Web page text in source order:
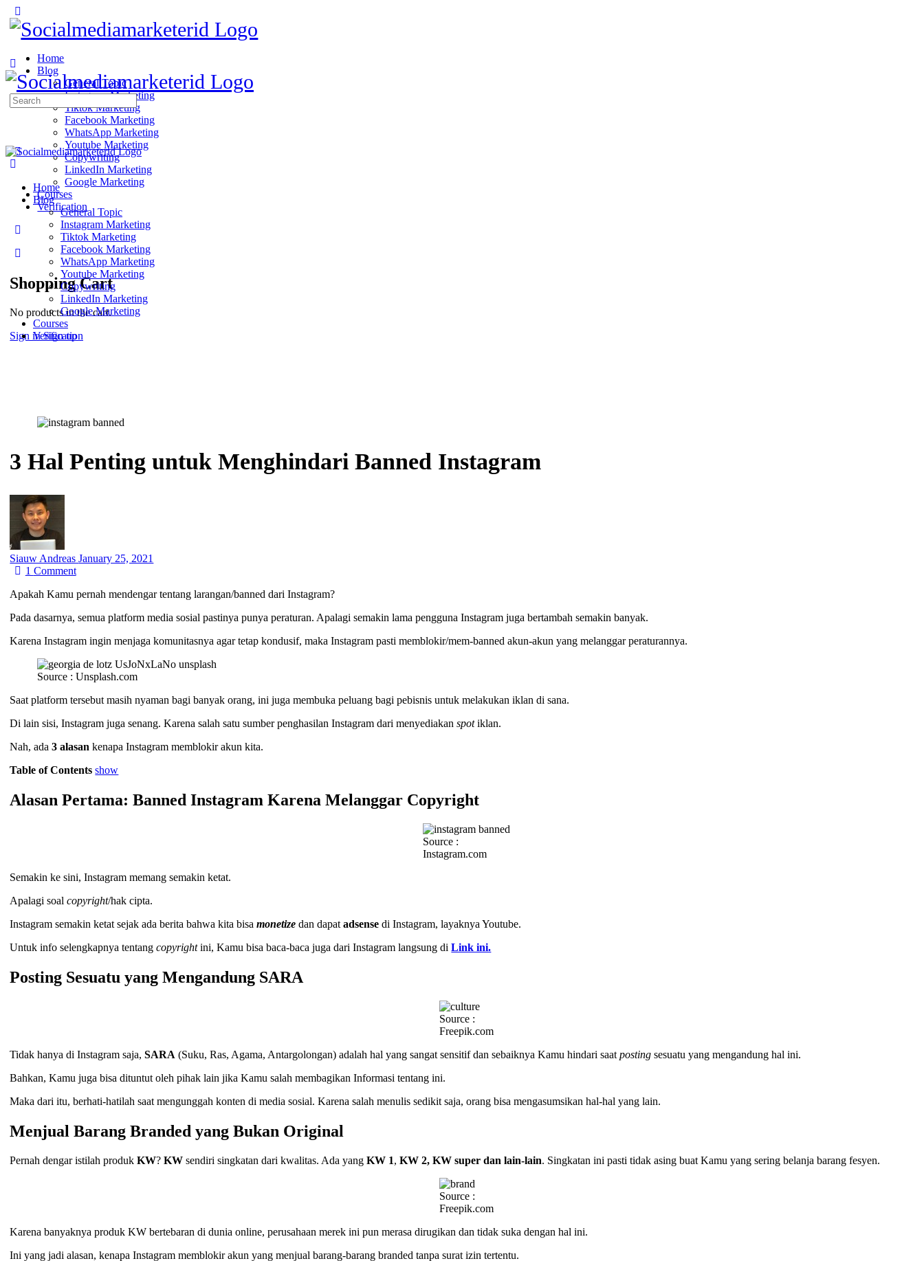
Home
Blog
General Topic
Instagram Marketing
Tiktok Marketing
Facebook Marketing
WhatsApp Marketing
Youtube Marketing
Copywriting
LinkedIn Marketing
Google Marketing
Courses
Verification
Shopping Cart
No products in the cart.
Sign in Sign up
Search
for:
Home
Blog
General Topic
Instagram Marketing
Tiktok Marketing
Facebook Marketing
WhatsApp Marketing
Youtube Marketing
Copywriting
LinkedIn Marketing
Google Marketing
Courses
Verification
3 Hal Penting untuk Menghindari Banned Instagram
Siauw AndreasJanuary 25, 2021
1 Comment
Apakah Kamu pernah mendengar tentang larangan/banned dari Instagram?
Pada dasarnya, semua platform media sosial pastinya punya peraturan. Apalagi semakin lama pengguna Instagram juga bertambah semakin banyak.
Karena Instagram ingin menjaga komunitasnya agar tetap kondusif, maka Instagram pasti memblokir/mem-banned akun-akun yang melanggar peraturannya.
Source : Unsplash.com
Saat platform tersebut masih nyaman bagi banyak orang, ini juga membuka peluang bagi pebisnis untuk melakukan iklan di sana.
Di lain sisi, Instagram juga senang. Karena salah satu sumber penghasilan Instagram dari menyediakanspotiklan.
Nah, ada3 alasankenapa Instagram memblokir akun kita.
Table of Contents show
Alasan Pertama: Banned Instagram Karena Melanggar Copyright
Source :
Instagram.com
Semakin ke sini, Instagram memang semakin ketat.
Apalagi soalcopyright/hak cipta.
Instagram semakin ketat sejak ada berita bahwa kita bisamonetizedan dapatadsensedi Instagram, layaknya Youtube.
Untuk info selengkapnya tentangcopyrightini, Kamu bisa baca-baca juga dari Instagram langsung diLink ini.
Posting Sesuatu yang Mengandung SARA
Source :
Freepik.com
Tidak hanya di Instagram saja,SARA (Suku, Ras, Agama, Antargolongan) adalah hal yang sangat sensitif dan sebaiknya Kamu hindari saat postingsesuatu yang mengandung hal ini.
Bahkan, Kamu juga bisa dituntut oleh pihak lain jika Kamu salah membagikan Informasi tentang ini.
Maka dari itu, berhati-hatilah saat mengunggah konten di media sosial. Karena salah menulis sedikit saja, orang bisa mengasumsikan hal-hal yang lain.
Menjual Barang Branded yang Bukan Original
Pernah dengar istilah produkKW?KWsendiri singkatan dari kwalitas. Ada yangKW 1,KW 2, KW super dan lain-lain. Singkatan ini pasti tidak asing buat Kamu yang sering belanja barang fesyen.
Source :
Freepik.com
Karena banyaknya produk KW bertebaran di dunia online, perusahaan merek ini pun merasa dirugikan dan tidak suka dengan hal ini.
Ini yang jadi alasan, kenapa Instagram memblokir akun yang menjual barang-barang branded tanpa surat izin tertentu.